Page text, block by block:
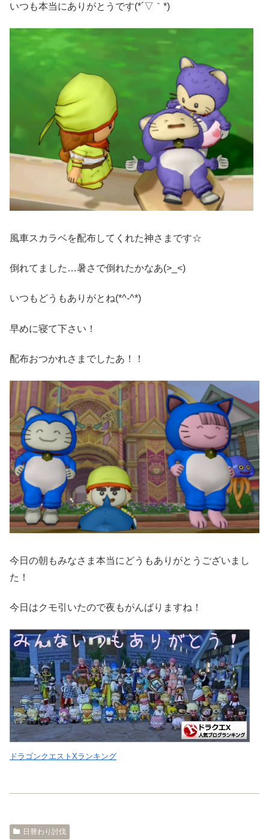
いつも本当にありがとうです(*´▽｀*)
風車スカラベを配布してくれた神さまです☆
倒れてました…暑さで倒れたかなあ(>_<)
いつもどうもありがとね(*^-^*)
早めに寝て下さい！
配布おつかれさまでしたあ！！
今日の朝もみなさま本当にどうもありがとうございまし
た！
今日はクモ引いたので夜もがんばりますね！
ドラゴンクエストXランキング
日替わり討伐